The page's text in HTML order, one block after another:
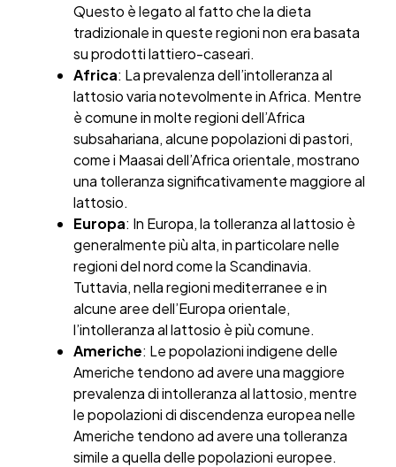
Questo è legato al fatto che la dieta
tradizionale in queste regioni non era basata
su prodotti lattiero-caseari.
Africa: La prevalenza dell’intolleranza al
lattosio varia notevolmente in Africa. Mentre
è comune in molte regioni dell’Africa
subsahariana, alcune popolazioni di pastori,
come i Maasai dell’Africa orientale, mostrano
una tolleranza significativamente maggiore al
lattosio.
Europa: In Europa, la tolleranza al lattosio è
generalmente più alta, in particolare nelle
regioni del nord come la Scandinavia.
Tuttavia, nella regioni mediterranee e in
alcune aree dell’Europa orientale,
l’intolleranza al lattosio è più comune.
Americhe: Le popolazioni indigene delle
Americhe tendono ad avere una maggiore
prevalenza di intolleranza al lattosio, mentre
le popolazioni di discendenza europea nelle
Americhe tendono ad avere una tolleranza
simile a quella delle popolazioni europee.